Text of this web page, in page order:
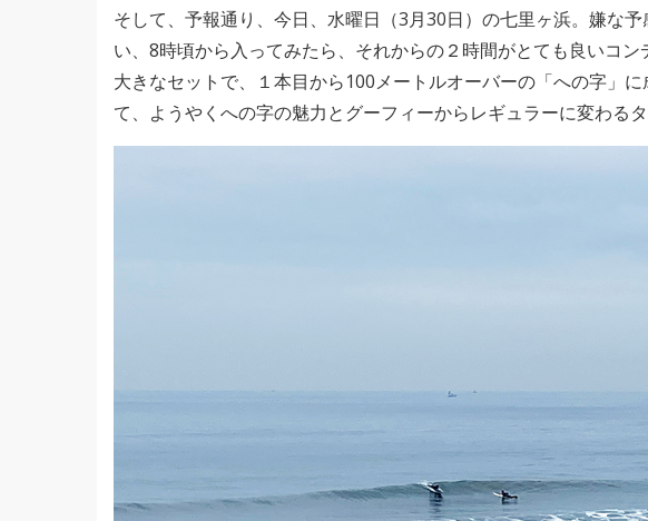
そして、予報通り、今日、水曜日（3月30日）の七里ヶ浜。嫌な
い、8時頃から入ってみたら、それからの２時間がとても良いコン
大きなセットで、１本目から100メートルオーバーの「への字」
て、ようやくへの字の魅力とグーフィーからレギュラーに変わるタ